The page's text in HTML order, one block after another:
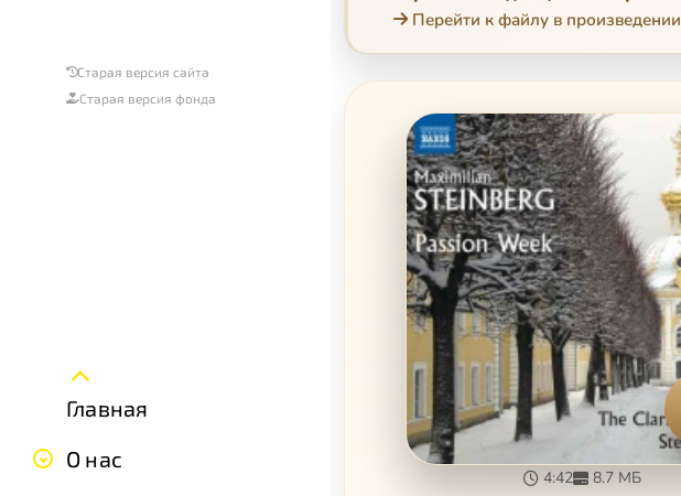
Старая версия сайта
Старая версия фонда
Главная
О нас
Перейти к файлу в произведении
4:42 8.7 МБ